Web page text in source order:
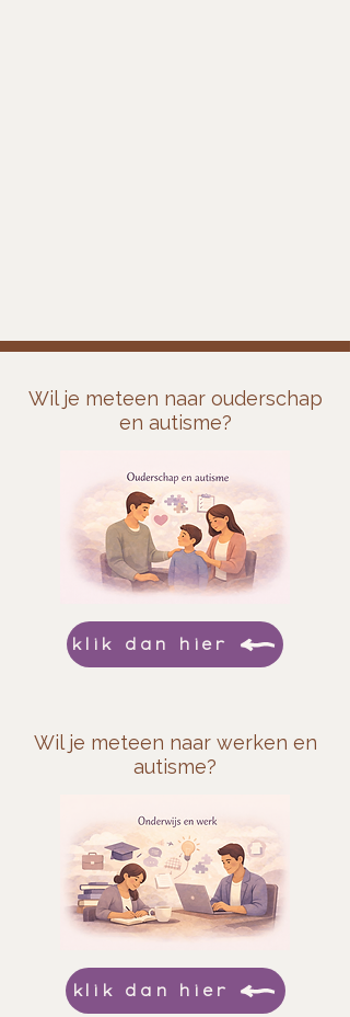
Wil je meteen naar ouderschap
en autisme?
klik dan hier
Wil je meteen naar werken en
autisme?
klik dan hier